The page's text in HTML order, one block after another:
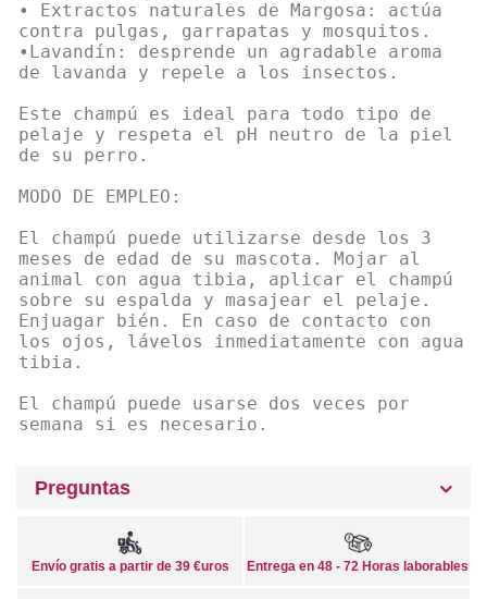
• Extractos naturales de Margosa: actúa
contra pulgas, garrapatas y mosquitos.
•Lavandín: desprende un agradable aroma
de lavanda y repele a los insectos.
Este champú es ideal para todo tipo de
pelaje y respeta el pH neutro de la piel
de su perro.
MODO DE EMPLEO:
El champú puede utilizarse desde los 3
meses de edad de su mascota. Mojar al
animal con agua tibia, aplicar el champú
sobre su espalda y masajear el pelaje.
Enjuagar bién. En caso de contacto con
los ojos, lávelos inmediatamente con agua
tibia.
El champú puede usarse dos veces por
semana si es necesario.
Preguntas
Envío gratis a partir de 39 €uros Entrega en 48 - 72 Horas laborables